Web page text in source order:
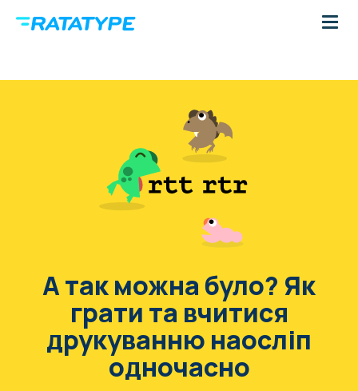
А так можна було? Як
грати та вчитися
друкуванню наосліп
одночасно